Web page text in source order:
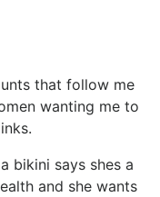
that follow me
wanting me to
bikini says shes a
and she wants